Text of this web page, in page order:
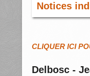
Notices
CLIQUER ICI
Delbosc -